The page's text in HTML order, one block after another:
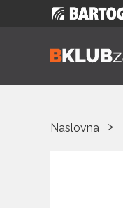
Naslovna